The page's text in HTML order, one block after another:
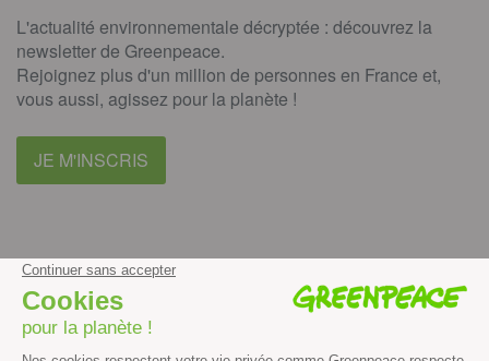
L'actualité environnementale décryptée : découvrez la
newsletter de Greenpeace.
Rejoignez plus d'un million de personnes en France et,
vous aussi, agissez pour la planète !
JE M'INSCRIS
instagramyoutube